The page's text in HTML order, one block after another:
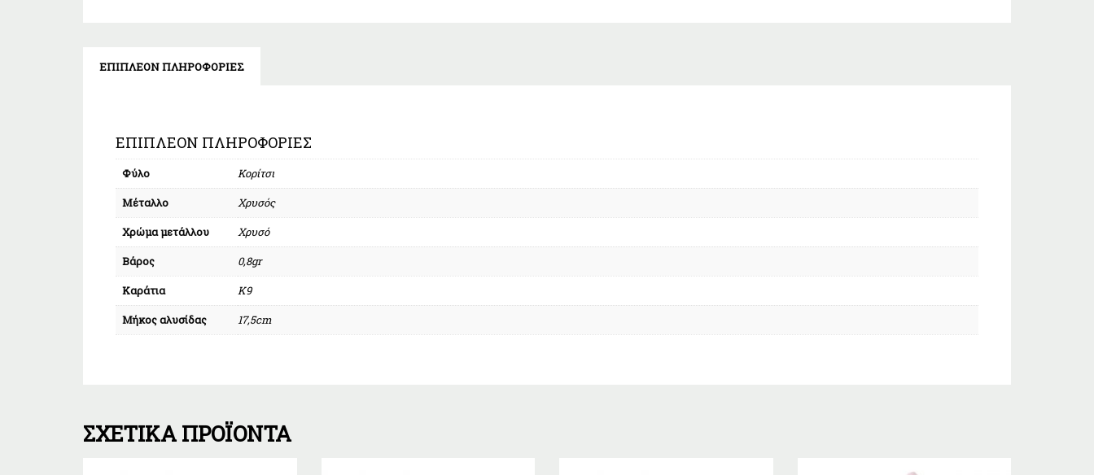
ΕΠΙΠΛΈΟΝ ΠΛΗΡΟΦΟΡΊΕΣ
ΕΠΙΠΛΈΟΝ ΠΛΗΡΟΦΟΡΊΕΣ
Φύλο
Κορίτσι
Μέταλλο
Χρυσός
Χρώμα μετάλλου
Χρυσό
Βάρος
0,8gr
Καράτια
Κ9
Μήκος αλυσίδας
17,5cm
ΣΧΕΤΙΚΆ ΠΡΟΪΌΝΤΑ